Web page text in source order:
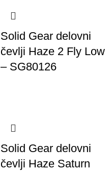
Solid Gear delovni
čevlji Haze 2 Fly Low
– SG80126
Solid Gear delovni
čevlji Haze Saturn